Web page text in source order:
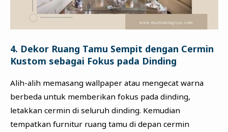
4. Dekor Ruang Tamu Sempit dengan Cermin
Kustom sebagai Fokus pada Dinding
Alih-alih memasang wallpaper atau mengecat warna
berbeda untuk memberikan fokus pada dinding,
letakkan cermin di seluruh dinding. Kemudian
tempatkan furnitur ruang tamu di depan cermin